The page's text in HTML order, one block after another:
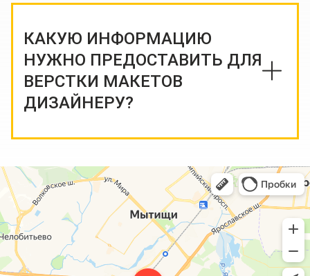
КАКУЮ ИНФОРМАЦИЮ
НУЖНО ПРЕДОСТАВИТЬ ДЛЯ
ВЕРСТКИ МАКЕТОВ
ДИЗАЙНЕРУ?